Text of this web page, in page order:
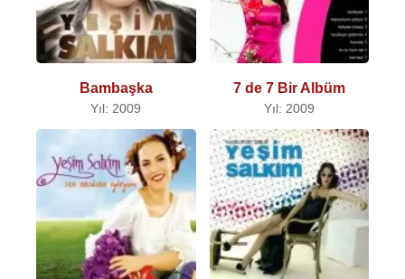
Bambaşka
Yıl: 2009
7 de 7 Bir Albüm
Yıl: 2009